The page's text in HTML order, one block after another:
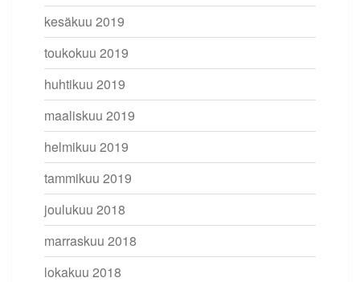
kesäkuu 2019
toukokuu 2019
huhtikuu 2019
maaliskuu 2019
helmikuu 2019
tammikuu 2019
joulukuu 2018
marraskuu 2018
lokakuu 2018